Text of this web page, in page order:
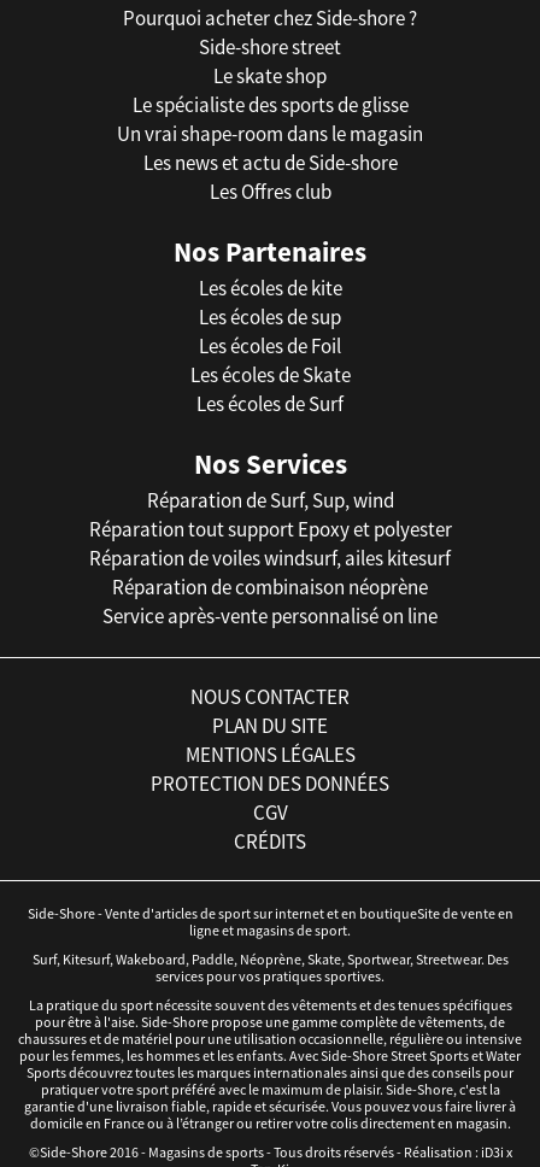
Pourquoi acheter chez Side-shore ?
Side-shore street
Le skate shop
Le spécialiste des sports de glisse
Un vrai shape-room dans le magasin
Les news et actu de Side-shore
Les Offres club
Nos Partenaires
Les écoles de kite
Les écoles de sup
Les écoles de Foil
Les écoles de Skate
Les écoles de Surf
Nos Services
Réparation de Surf, Sup, wind
Réparation tout support Epoxy et polyester
Réparation de voiles windsurf, ailes kitesurf
Réparation de combinaison néoprène
Service après-vente personnalisé on line
NOUS CONTACTER
PLAN DU SITE
MENTIONS LÉGALES
PROTECTION DES DONNÉES
CGV
CRÉDITS
Side-Shore - Vente d'articles de sport sur internet et en boutiqueSite de vente en
ligne et magasins de sport.
Surf, Kitesurf, Wakeboard, Paddle, Néoprène, Skate, Sportwear, Streetwear. Des
services pour vos pratiques sportives.
La pratique du sport nécessite souvent des vêtements et des tenues spécifiques
pour être à l'aise. Side-Shore propose une gamme complète de vêtements, de
chaussures et de matériel pour une utilisation occasionnelle, régulière ou intensive
pour les femmes, les hommes et les enfants. Avec Side-Shore Street Sports et Water
Sports découvrez toutes les marques internationales ainsi que des conseils pour
pratiquer votre sport préféré avec le maximum de plaisir. Side-Shore, c'est la
garantie d'une livraison fiable, rapide et sécurisée. Vous pouvez vous faire livrer à
domicile en France ou à l’étranger ou retirer votre colis directement en magasin.
©Side-Shore 2016 - Magasins de sports - Tous droits réservés - Réalisation : iD3i x